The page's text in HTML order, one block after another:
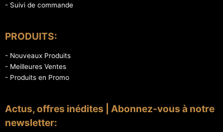
- Suivi de commande
PRODUITS:
- Nouveaux Produits
- Meilleures Ventes
- Produits en Promo
Actus, offres inédites | Abonnez-vous à notre
newsletter: